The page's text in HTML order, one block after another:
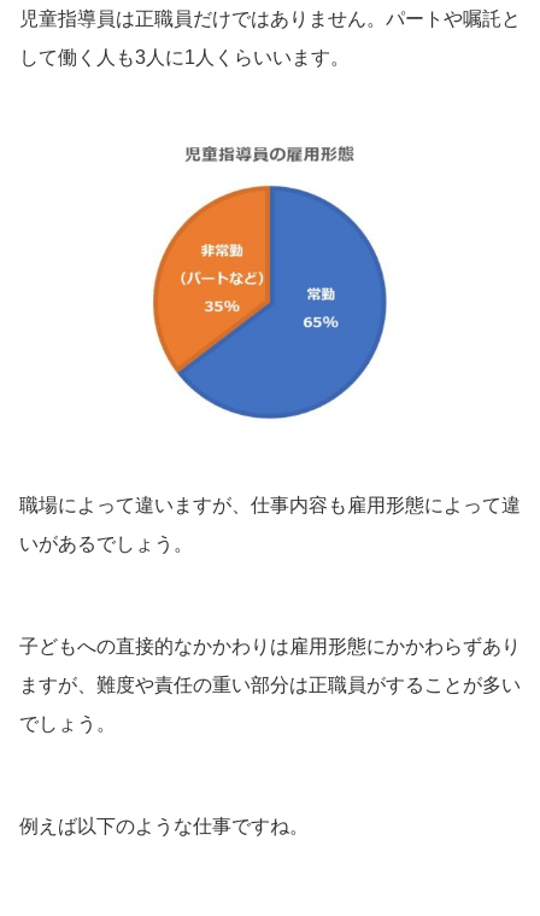
児童指導員は正職員だけではありません。パートや嘱託と
して働く人も3人に1人くらいいます。
職場によって違いますが、仕事内容も雇用形態によって違
いがあるでしょう。
子どもへの直接的なかかわりは雇用形態にかかわらずあり
ますが、難度や責任の重い部分は正職員がすることが多い
でしょう。
例えば以下のような仕事ですね。